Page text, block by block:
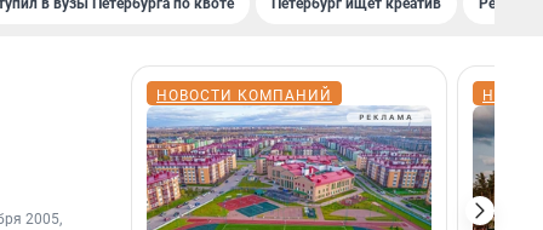
в вузы Петербурга по квоте Петербург ищет креатив
2005,
НОВОСТИ КОМПАНИЙ